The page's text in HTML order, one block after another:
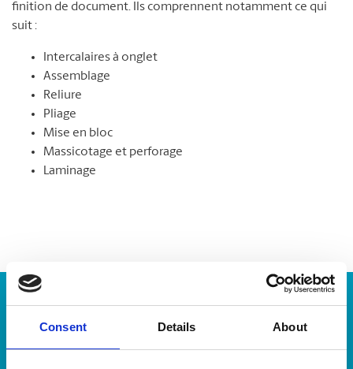
Consent Details About
finition de document. Ils comprennent notamment ce qui
suit :
Intercalaires à onglet
Assemblage
Reliure
Pliage
Mise en bloc
Massicotage et perforage
Laminage
Numéro de suivi :
Repérer un envoi